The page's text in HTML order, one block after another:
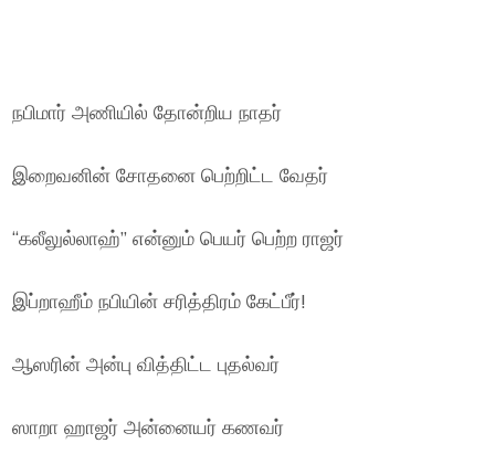
நபிமார் அணியில் தோன்றிய நாதர்
இறைவனின் சோதனை பெற்றிட்ட வேதர்
“கலீலுல்லாஹ்” என்னும் பெயர் பெற்ற ராஜர்
இப்றாஹீம் நபியின் சரித்திரம் கேட்பீர்!
ஆஸரின் அன்பு வித்திட்ட புதல்வர்
ஸாறா ஹாஜர் அன்னையர் கணவர்